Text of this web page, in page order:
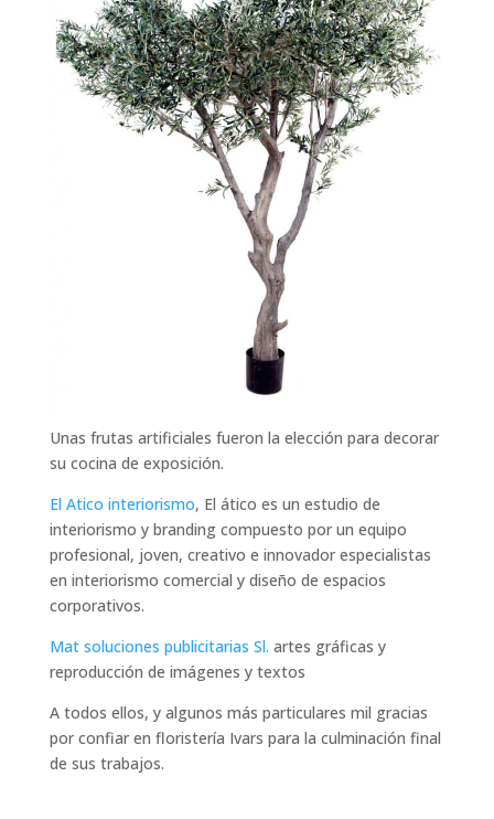
Unas frutas artificiales fueron la elección para decorar
su cocina de exposición.
El Atico interiorismo, El ático es un estudio de
interiorismo y branding compuesto por un equipo
profesional, joven, creativo e innovador especialistas
en interiorismo comercial y diseño de espacios
corporativos.
Mat soluciones publicitarias Sl. artes gráficas y
reproducción de imágenes y textos
A todos ellos, y algunos más particulares mil gracias
por confiar en floristería Ivars para la culminación final
de sus trabajos.